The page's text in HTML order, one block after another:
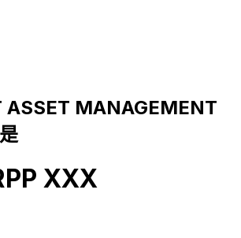
ASSET MANAGEMENT
XXX